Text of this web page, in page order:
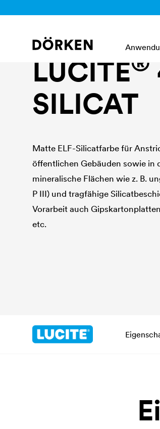
Innenwandfarben
LUCITE®
SILICAT
Matte ELF-Silicatfarbe für
öffentlichen Gebäuden sowie in
mineralische Flächen wie z. B.
P III) und tragfähige
Vorarbeit auch
etc.